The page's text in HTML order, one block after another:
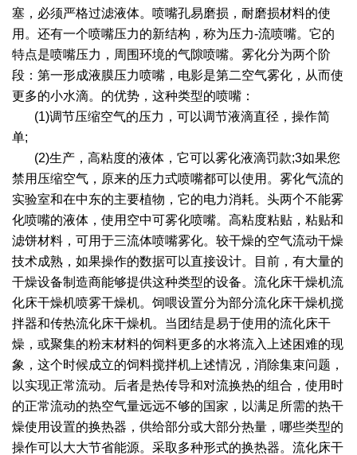
塞，必须严格过滤液体。喷嘴孔易磨损，耐磨损材料的使
用。还有一个喷嘴压力的新结构，称为压力-流喷嘴。它的
特点是喷嘴压力，周围环境的气隙喷嘴。雾化分为两个阶
段：第一形成液膜压力喷嘴，电影是第二空气雾化，从而使
更多的小水滴。的优势，这种类型的喷嘴：
(1)调节压缩空气的压力，可以调节液滴直径，操作简
单;
(2)生产，高粘度的液体，它可以雾化液滴罚款;3如果您
禁用压缩空气，原来的压力式喷嘴都可以使用。雾化气流的
实验室和在中东的主要植物，它的电力消耗。头两个不能雾
化喷嘴的液体，使用空中可雾化喷嘴。高粘度粘贴，粘贴和
滤饼材料，可用于三流体喷嘴雾化。较干燥的空气流动干燥
技术成熟，如果操作的数据可以直接设计。目前，有大量的
干燥设备制造商能够提供这种类型的设备。流化床干燥机流
化床干燥机喷雾干燥机。饲喂设置分为部分流化床干燥机搅
拌器和传热流化床干燥机。当团结是易于使用的流化床干
燥，或聚集的粉末材料的饲料更多的水将流入上述困难的现
象，这个时候成立的饲料搅拌机上述情况，消除集束问题，
以实现正常流动。后者是热传导和对流换热的组合，使用时
的正常流动的热空气量远远不够的国家，以满足所需的热干
燥使用设置的换热器，供给部分或大部分热量，哪些类型的
操作可以大大节省能源。采取多种形式的换热器。流化床干